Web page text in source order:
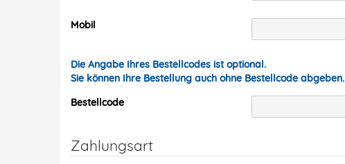
Mobil
Die Angabe Ihres Bestellcodes ist optional.
Sie können Ihre Bestellung auch ohne Bestellcode abgeben.
Bestellcode
Zahlungsart